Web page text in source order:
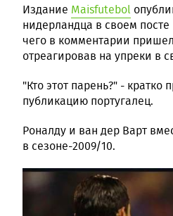
Издание Maisfutebol
нидерландца в своем
чего в комментарии
отреагировав на упреки в
"Кто этот парень?" - кратко
публикацию португалец.
Роналду и ван дер Варт
в сезоне-2009/10.